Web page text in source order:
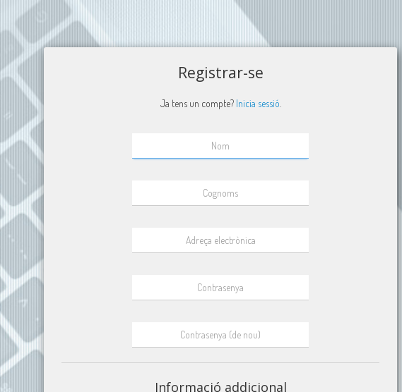
Registrar-se
Ja tens un compte? Inicia sessió
Informació addicional